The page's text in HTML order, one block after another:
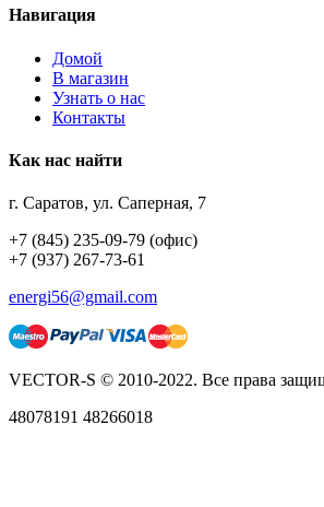
Навигация
Домой
В магазин
Узнать о нас
Контакты
Как нас найти
г. Саратов, ул. Саперная, 7
+7 (845) 235-09-79 (офис)
+7 (937) 267-73-61
energi56@gmail.com
VECTOR-S © 2010-2022. Все права
48078191 48266018